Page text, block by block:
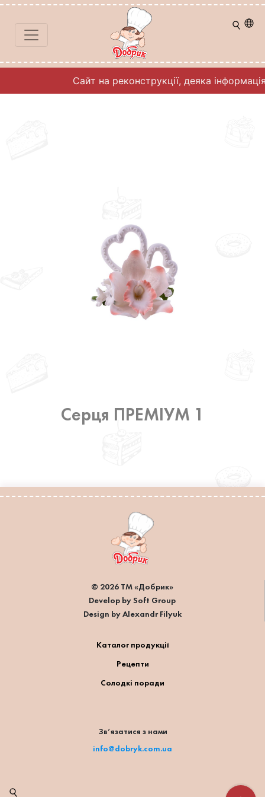
Сайт на реконструкції, деяка
Серця ПРЕМІУМ 1
© 2026 ТМ «Добрик»
Develop by Soft Group
Design by Alexandr Filyuk
Каталог продукції
Рецепти
Солодкі поради
Зв’язатися з нами
info@dobryk.com.ua